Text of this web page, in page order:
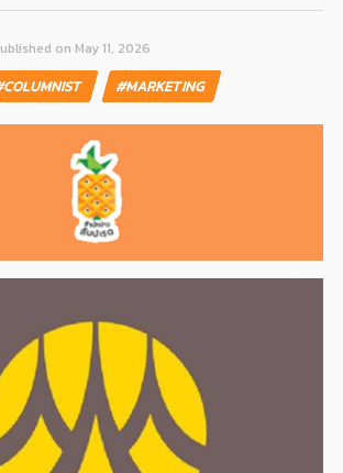
on May 11, 2026
#MARKETING